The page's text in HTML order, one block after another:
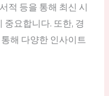
적 등을 통해 최신 시
중요합니다. 또한, 경
해 다양한 인사이트